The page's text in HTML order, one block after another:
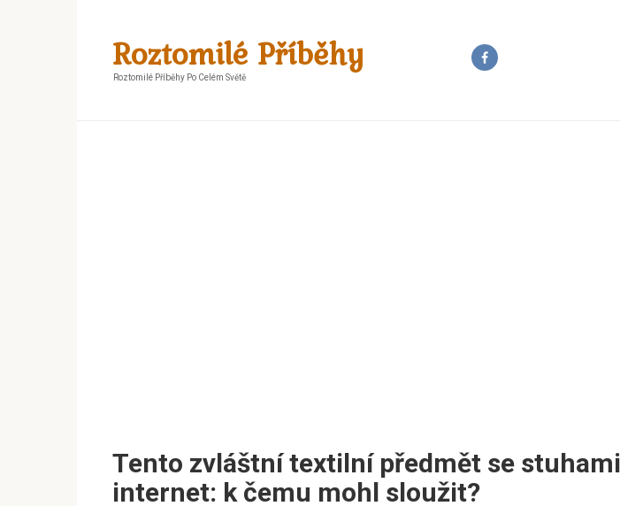
Roztomilé Příběhy
Roztomilé Příběhy Po Celém Světě
Tento zvláštní textilní předmět se
internet: k čemu mohl sloužit?